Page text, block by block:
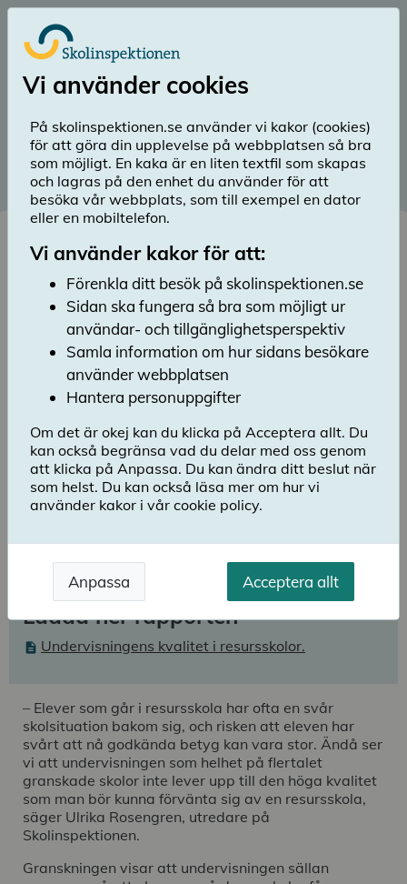
Till huvudinnehåll
searchSök
arrow_back Tillbaka till Aktuellt
Publicerad: 11 juni 2026
Undervisningens kvalitet
behöver höjas i resursskolor
Lyssna
Skolinspektionen har granskat 30 av cirka
150 resursskolor i Sverige. Granskningen
visar att 28 av skolorna behöver höja
undervisningens kvalitet. Skolorna planerar
elevernas stödbehov i tillräckligt hög grad.
Ladda ner rapporten
Undervisningens kvalitet i resursskolor.
– Elever som går i resursskola har ofta en svår
skolsituation bakom sig, och risken att eleven har
svårt att nå godkända betyg kan vara stor. Ändå ser
vi att undervisningen som helhet på flertalet
granskade skolor inte lever upp till den höga kvalitet
som man bör kunna förvänta sig av en resursskola,
säger Ulrika Rosengren, utredare på
Skolinspektionen.
Granskningen visar att undervisningen sällan
Vi använder cookies
På skolinspektionen.se använder vi kakor (cookies)
för att göra din upplevelse på webbplatsen så bra
som möjligt. En kaka är en liten textfil som skapas
och lagras på den enhet du använder för att
besöka vår webbplats, som till exempel en dator
eller en mobiltelefon.
Vi använder kakor för att:
Förenkla ditt besök på skolinspektionen.se
Sidan ska fungera så bra som möjligt ur
användar- och tillgänglighetsperspektiv
Samla information om hur sidans besökare
använder webbplatsen
Hantera personuppgifter
Om det är okej kan du klicka på Acceptera allt. Du
kan också begränsa vad du delar med oss genom
att klicka på Anpassa. Du kan ändra ditt beslut när
som helst. Du kan också läsa mer om hur vi
använder kakor i vår cookie policy.
Anpassa Acceptera allt